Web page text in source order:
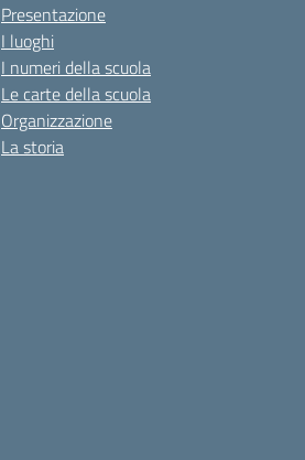
Presentazione
I luoghi
I numeri della scuola
Le carte della scuola
Organizzazione
La storia